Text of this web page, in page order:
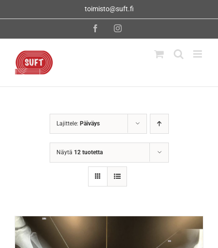
toimisto@suft.fi
FacebookInstagram
Lajittele: Päiväys
Näytä 12 tuotetta